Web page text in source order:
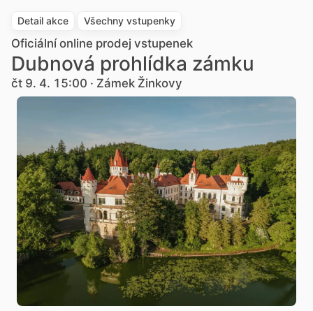
Detail akce Všechny vstupenky
Oficiální online prodej vstupenek
Dubnová prohlídka zámku
čt 9. 4. 15:00 · Zámek Žinkovy